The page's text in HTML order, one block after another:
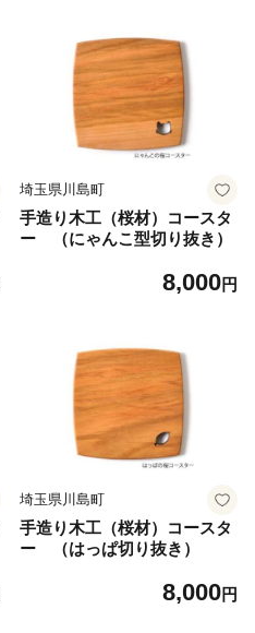
埼玉県川島町
手造り木工（桜材）コースタ
ー （にゃんこ型切り抜き）
8,000円
埼玉県川島町
手造り木工（桜材）コースタ
ー （はっぱ切り抜き）
8,000円